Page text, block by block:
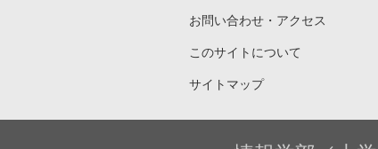
お問い合わせ・アクセス
このサイトについて
サイトマップ